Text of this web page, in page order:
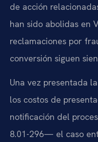
de acción
han sido abolidas en
reclamaciones por
conversión siguen
Una vez presentada
los costos de
notificación del
8.01-296— el caso